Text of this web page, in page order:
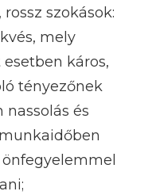
szokások:
mely
káros,
tényezőnek
nassolás és